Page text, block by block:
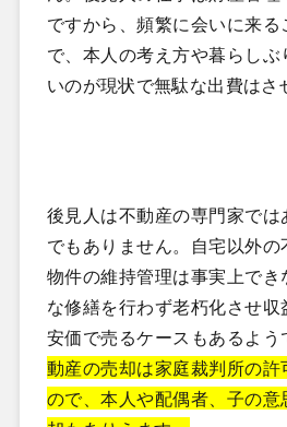
ですから、頻繁に会いに来
で、本人の考え方や暮らし
いのが現状で無駄な出費はさ
後見人は不動産の専門家で
でもありません。自宅以外
物件の維持管理は事実上で
な修繕を行わず老朽化させ
安価で売るケースもあるよう
動産の売却は家庭裁判所の
ので、本人や配偶者、子の